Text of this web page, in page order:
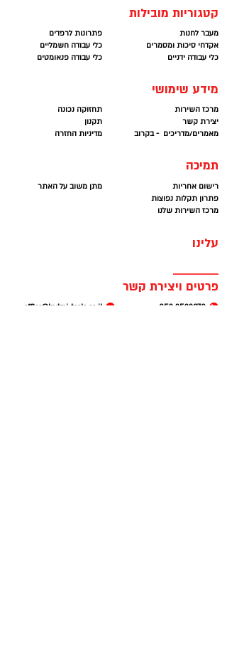
הגבוהים ביותר.
קטגוריות מובילות
פתרונות לרפדים
כלי עבודה חשמליים
כלי עבודה פנאומטים
מעבר לחנות
אקדחי סיכות ומסמרים
כלי עבודה ידניים
מידע שימושי
תחזוקה נכונה
תקנון
מדיניות החזרה
מרכז השירות
יצירת קשר
מאמרים/מדריכים - בקרוב
תמיכה
מתן משוב על האתר
רישום אחריות
פתרון תקלות נפוצות
מרכז השירות שלנו
עלינו
פרטים ויצירת קשר
office@kedmi-tools.co.il
052-2522370